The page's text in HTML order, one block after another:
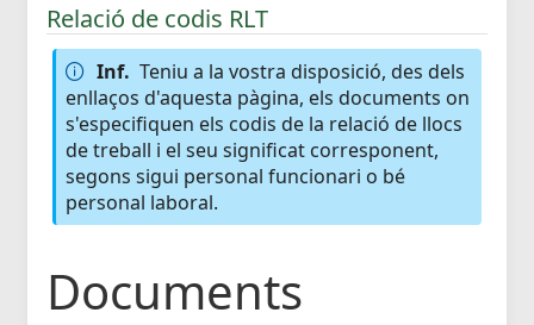
Relació de codis RLT
Inf. Teniu a la vostra disposició, des dels
enllaços d'aquesta pàgina, els documents on
s'especifiquen els codis de la relació de llocs
de treball i el seu significat corresponent,
segons sigui personal funcionari o bé
personal laboral.
Documents